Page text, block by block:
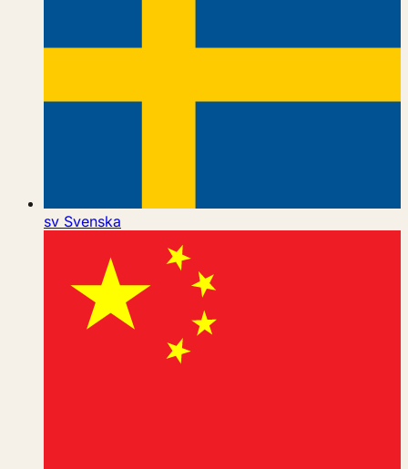
sv Svenska